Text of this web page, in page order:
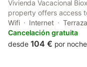
Vivienda Vacacional
property offers access
WiFi. Boasting family
with a children's
Wifi Internet
Terraza
Cancelación gratuita
desde 104 € por noche